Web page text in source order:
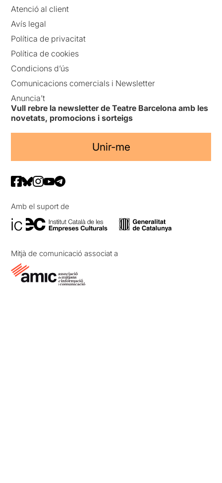
Atenció al client
Avís legal
Política de privacitat
Política de cookies
Condicions d’ús
Comunicacions comercials i Newsletter
Anuncia’t
Vull rebre la newsletter de Teatre Barcelona amb les
novetats, promocions i sorteigs
Unir-me
Amb el suport de
Mitjà de comunicació associat a